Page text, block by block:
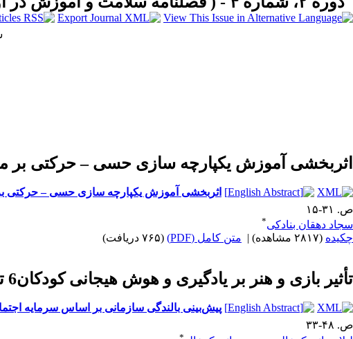
اثربخشی آموزش یکپارچه سازی حسی – حرکتی بر
اثربخشی آموزش یکپارچه سازی حسی – حرکتی
ص. ۳۱-۱۵
سجاد دهقان بنادکی*
چکیده (۲۸۱۷ مشاهده) | متن کامل (PDF) (۷۶۵ دریافت)
تأثیر بازی و هنر بر یادگیری و هوش هیجانی کودکان6 تا 9 سال بر اساس رویکرد والدورف
پیش‌بینی بالندگی سازمانی بر اساس سرمایه
ص. ۴۸-۳۳
*